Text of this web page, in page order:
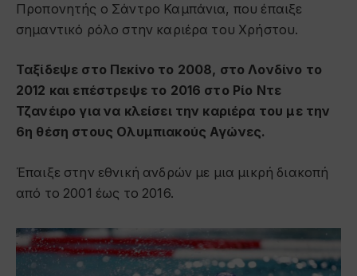
Προπονητής ο Σάντρο Καμπάνια, που έπαιξε
σημαντικό ρόλο στην καριέρα του Χρήστου.
Ταξίδεψε στο Πεκίνο το 2008, στο Λονδίνο το
2012 και επέστρεψε το 2016 στο Ρίο Ντε
Τζανέιρο για να κλείσει την καριέρα του με την
6η θέση στους Ολυμπιακούς Αγώνες.
Έπαιξε στην εθνική ανδρών με μια μικρή διακοπή
από το 2001 έως το 2016.